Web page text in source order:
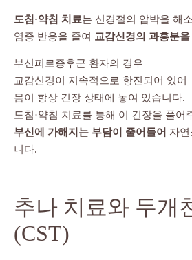
도침·약침 치료는 신경절의 압박을 해
염증 반응을 줄여 교감신경의 과흥분
부신피로증후군 환자의 경우
교감신경이 지속적으로 항진되어 있어
몸이 항상 긴장 상태에 놓여 있습니다.
도침·약침 치료를 통해 이 긴장을 풀어
부신에 가해지는 부담이 줄어들어 자
니다.
추나 치료와 두개
(CST)